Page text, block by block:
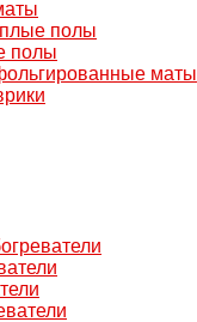
полы
полы
маты